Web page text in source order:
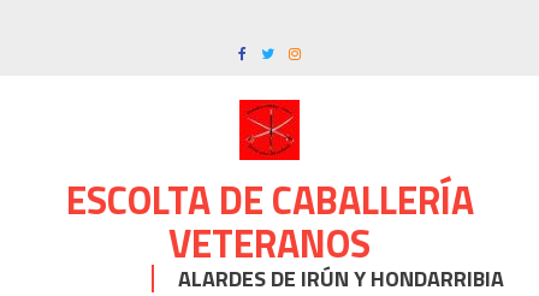
ESCOLTA DE CABALLERÍA
VETERANOS
ALARDES DE IRÚN Y HONDARRIBIA